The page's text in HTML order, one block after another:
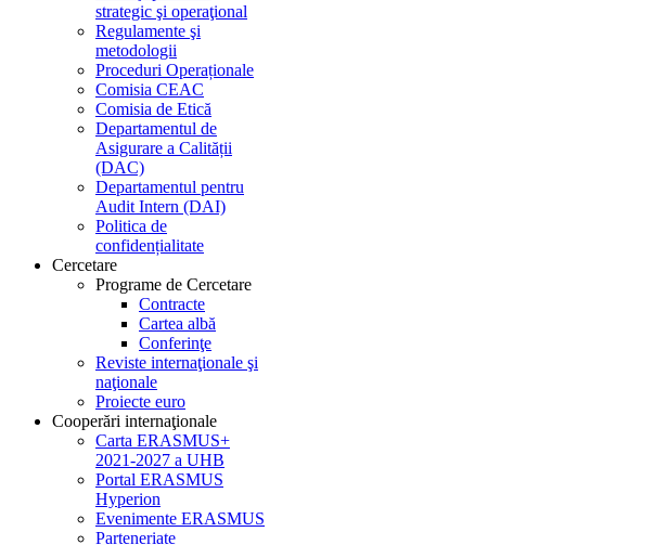
strategic şi operaţional
Regulamente şi
metodologii
Proceduri Operaționale
Comisia CEAC
Comisia de Etică
Departamentul de
Asigurare a Calității
(DAC)
Departamentul pentru
Audit Intern (DAI)
Politica de
confidențialitate
Cercetare
Programe de Cercetare
Contracte
Cartea albă
Conferinţe
Reviste internaţionale şi
naţionale
Proiecte euro
Cooperări internaţionale
Carta ERASMUS+
2021-2027 a UHB
Portal ERASMUS
Hyperion
Evenimente ERASMUS
Parteneriate